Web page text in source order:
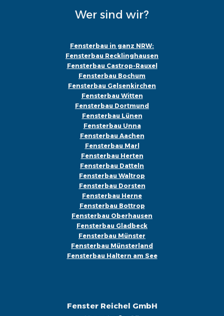
Wer sind wir?
Fensterbau in ganz NRW:
Fensterbau Recklinghausen
Fensterbau Castrop-Rauxel
Fensterbau Bochum
Fensterbau Gelsenkirchen
Fensterbau Witten
Fensterbau Dortmund
Fensterbau Lünen
Fensterbau Unna
Fensterbau Aachen
Fensterbau Marl
Fensterbau Herten
Fensterbau Datteln
Fensterbau Waltrop
Fensterbau Dorsten
Fensterbau Herne
Fensterbau Bottrop
Fensterbau Oberhausen
Fensterbau Gladbeck
Fensterbau Münster
Fensterbau Münsterland
Fensterbau Haltern am See
Fenster Reichel GmbH